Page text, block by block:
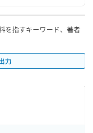
を指すキーワード、著者
力